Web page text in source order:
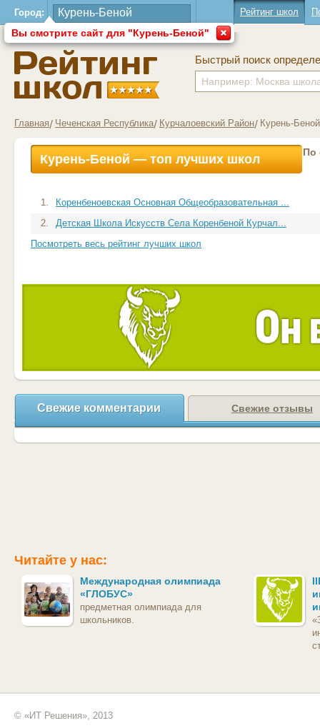
Город:
Вы смотрите сайт для "Курень-Беной"
Рейтинг школ
Быстрый поиск
Главная Чеченская Республика Курчалоевский Район Курень-
Курень-Беной — топ лучших школ По
1.
Коренбеноевская Основная Общеобразовательная ...
2.
Детская Школа Искусств Села Коренбеной Курчал...
Посмотреть весь рейтинг лучших школ
Свежие комментарии Свежие отзывы
Читайте у нас:
Международная олимпиада
«ГЛОБУС»
предметная олимпиада для
школьников.
© «ИТ Решения», 2013